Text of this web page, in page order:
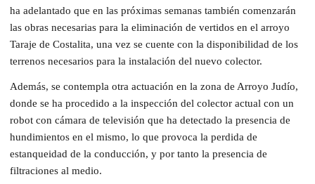
ha adelantado que en las próximas semanas también comenzarán
las obras necesarias para la eliminación de vertidos en el arroyo
Taraje de Costalita, una vez se cuente con la disponibilidad de los
terrenos necesarios para la instalación del nuevo colector.
Además, se contempla otra actuación en la zona de Arroyo Judío,
donde se ha procedido a la inspección del colector actual con un
robot con cámara de televisión que ha detectado la presencia de
hundimientos en el mismo, lo que provoca la perdida de
estanqueidad de la conducción, y por tanto la presencia de
filtraciones al medio.